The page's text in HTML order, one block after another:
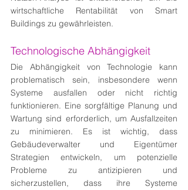
wirtschaftliche Rentabilität von Smart
Buildings zu gewährleisten.
Technologische Abhängigkeit
Die Abhängigkeit von Technologie kann
problematisch sein, insbesondere wenn
Systeme ausfallen oder nicht richtig
funktionieren. Eine sorgfältige Planung und
Wartung sind erforderlich, um Ausfallzeiten
zu minimieren. Es ist wichtig, dass
Gebäudeverwalter und Eigentümer
Strategien entwickeln, um potenzielle
Probleme zu antizipieren und
sicherzustellen, dass ihre Systeme